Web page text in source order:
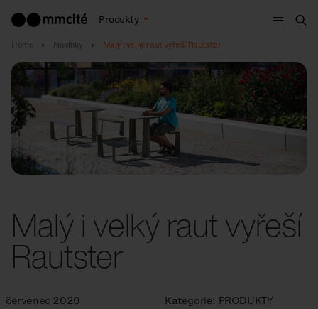
Produkty
Menu
Home Novinky Malý i velký raut vyřeší Rautster
Malý i velký raut vyřeší
Rautster
červenec 2020 Kategorie: PRODUKTY